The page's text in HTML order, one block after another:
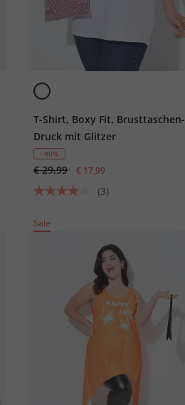
T-Shirt, Boxy Fit, Brusttaschen-
Druck mit Glitzer
- 40%
€ 29,99 € 17,99
(3)
Sale